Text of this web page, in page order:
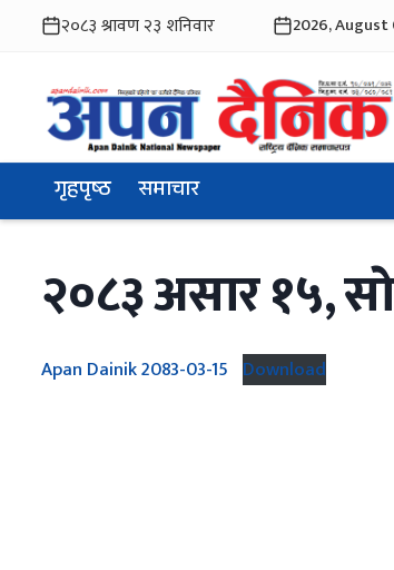
2026,
गृहपृष्ठ समाचार
२०८३ असार १५,
Apan Dainik 2083-03-15 Download